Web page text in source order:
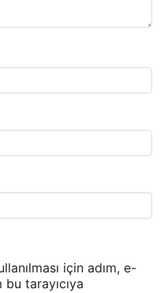
için adım, e-
tarayıcıya